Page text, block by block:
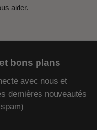
aider.
bons plans
avec nous et
dernières nouveautés